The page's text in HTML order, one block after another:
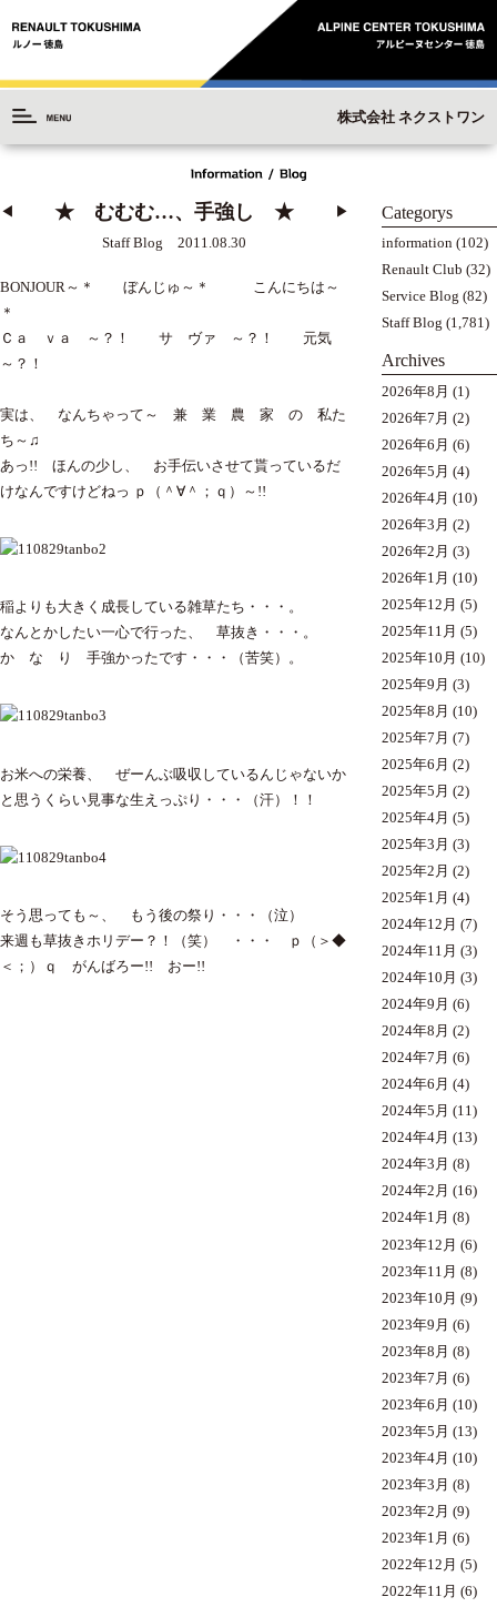
株式会社 ネクストワン
◀︎ ★ むむむ…、手強し ★
Staff Blog 2011.08.30
▶︎
BONJOUR～＊ ぼんじゅ～＊ こんにちは～
＊
Ｃａ ｖａ ～？！ サ ヴァ ～？！ 元気
～？！
実は、 なんちゃって～ 兼 業 農 家 の 私た
ち～♫
あっ!! ほんの少し、 お手伝いさせて貰っているだ
けなんですけどねっ ｐ（＾∀＾；ｑ）～!!
稲よりも大きく成長している雑草たち・・・。
なんとかしたい一心で行った、 草抜き・・・。
か な り 手強かったです・・・（苦笑）。
お米への栄養、 ぜーんぶ吸収しているんじゃないか
と思うくらい見事な生えっぷり・・・（汗）！！
そう思っても～、 もう後の祭り・・・（泣）
来週も草抜きホリデー？！（笑） ・・・ ｐ（＞◆
＜；）ｑ がんばろー!! おー!!
Categorys
information (102)
Renault Club (32)
Service Blog (82)
Staff Blog (1,781)
Archives
2026年8月 (1)
2026年7月 (2)
2026年6月 (6)
2026年5月 (4)
2026年4月 (10)
2026年3月 (2)
2026年2月 (3)
2026年1月 (10)
2025年12月 (5)
2025年11月 (5)
2025年10月 (10)
2025年9月 (3)
2025年8月 (10)
2025年7月 (7)
2025年6月 (2)
2025年5月 (2)
2025年4月 (5)
2025年3月 (3)
2025年2月 (2)
2025年1月 (4)
2024年12月 (7)
2024年11月 (3)
2024年10月 (3)
2024年9月 (6)
2024年8月 (2)
2024年7月 (6)
2024年6月 (4)
2024年5月 (11)
2024年4月 (13)
2024年3月 (8)
2024年2月 (16)
2024年1月 (8)
2023年12月 (6)
2023年11月 (8)
2023年10月 (9)
2023年9月 (6)
2023年8月 (8)
2023年7月 (6)
2023年6月 (10)
2023年5月 (13)
2023年4月 (10)
2023年3月 (8)
2023年2月 (9)
2023年1月 (6)
2022年12月 (5)
2022年11月 (6)